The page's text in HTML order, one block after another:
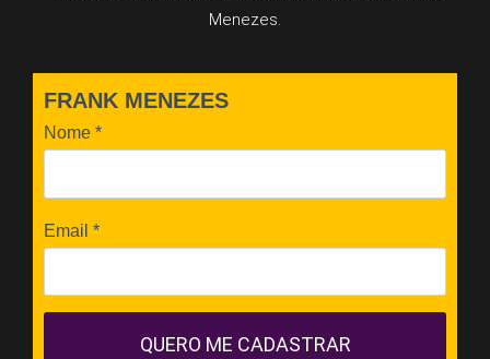
Menezes.
FRANK MENEZES
Nome *
Email *
QUERO ME CADASTRAR